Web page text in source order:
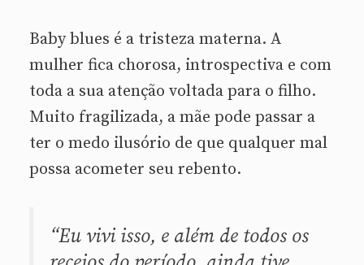
Baby blues é a tristeza materna. A
mulher fica chorosa, introspectiva e com
toda a sua atenção voltada para o filho.
Muito fragilizada, a mãe pode passar a
ter o medo ilusório de que qualquer mal
possa acometer seu rebento.
“Eu vivi isso, e além de todos os